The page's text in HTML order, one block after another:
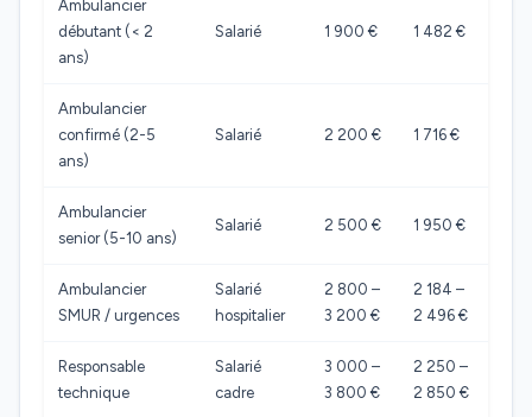
Ambulancier
débutant (< 2
ans)
Salarié 1 900 € 1 482 €
Ambulancier
confirmé (2-5
ans)
Salarié 2 200 € 1 716 €
Ambulancier
senior (5-10 ans)
Salarié 2 500 € 1 950 €
Ambulancier
SMUR / urgences
Salarié
hospitalier
2 800 –
3 200 €
2 184 –
2 496 €
Responsable
technique
Salarié
cadre
3 000 –
3 800 €
2 250 –
2 850 €